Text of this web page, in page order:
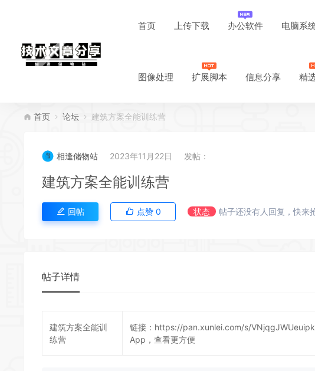
首页 上传下载 办公软件 电脑系
图像处理 扩展脚本 信息分享 精
首页 论坛 建筑方案全能训练营
相逢储物站 2023年11月22日 发帖：
建筑方案全能训练营
回帖 点赞 0 状态 帖子还没有人回复，快来
帖子详情
建筑方案全能训
练营
链接： https://pan.xunlei.com/s/
App，查看更方便